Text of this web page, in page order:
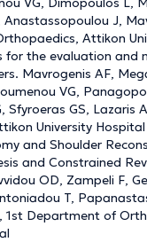
J,
Attikon
for the evaluation and
Mavrogenis AF,
VG,
Sfyroeras GS, Lazaris
University Hospital
and Shoulder
and Constrained
OD, Zampeli F,
T,
1st Department of